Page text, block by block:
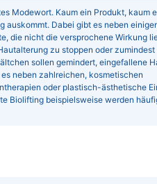
Modewort. Kaum ein Produkt, kaum
auskommt. Dabei gibt es neben
die nicht die versprochene Wirkung
zu stoppen oder zumindest
sollen gemindert, eingefallene
neben zahlreichen, kosmetischen
oder plastisch-ästhetische
Biolifting beispielsweise werden